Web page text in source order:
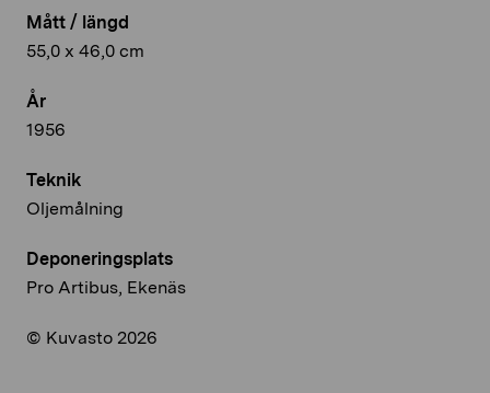
Mått / längd
55,0 x 46,0 cm
År
1956
Teknik
Oljemålning
Deponeringsplats
Pro Artibus, Ekenäs
© Kuvasto 2026